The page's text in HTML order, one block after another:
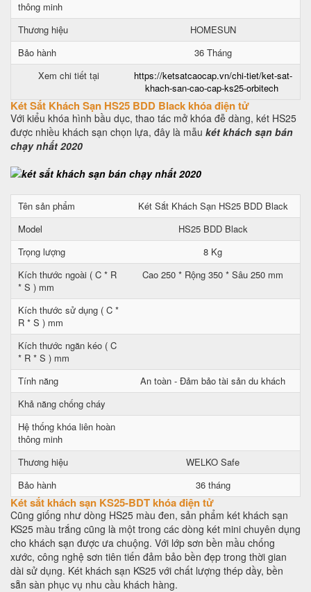
thông minh
Thương hiệu
HOMESUN
Bảo hành
36 Tháng
Xem chi tiết tại
https://ketsatcaocap.vn/chi-tiet/ket-sat-
khach-san-cao-cap-ks25-orbitech
Két Sắt Khách Sạn HS25 BDD Black khóa điện tử
Với kiểu khóa hình bầu dục, thao tác mở khóa đễ dàng, két HS25
được nhiều khách sạn chọn lựa, đây là mẫu két khách sạn bán
chạy nhất 2020
Tên sản phẩm
Két Sắt Khách Sạn HS25 BDD Black
Model
HS25 BDD Black
Trọng lượng
8 Kg
Kích thước ngoài ( C * R
* S ) mm
Cao 250 * Rộng 350 * Sâu 250 mm
Kích thước sử dụng ( C *
R * S ) mm
Kích thước ngăn kéo ( C
* R * S ) mm
Tính năng
An toàn - Đảm bảo tài sản du khách
Khả năng chống cháy
Hệ thống khóa liên hoàn
thông minh
Thương hiệu
WELKO Safe
Bảo hành
36 tháng
Két sắt khách sạn KS25-BDT khóa điện tử
Cũng giống như dòng HS25 màu đen, sản phẩm két khách sạn
KS25 màu trắng cũng là một trong các dòng két mini chuyên dụng
cho khách sạn được ưa chuộng. Với lớp sơn bền mầu chống
xước, công nghệ sơn tiên tiến đảm bảo bền đẹp trong thời gian
dài sử dụng. Két khách sạn KS25 với chất lượng thép dầy, bền
sẵn sàn phục vụ nhu cầu khách hàng.